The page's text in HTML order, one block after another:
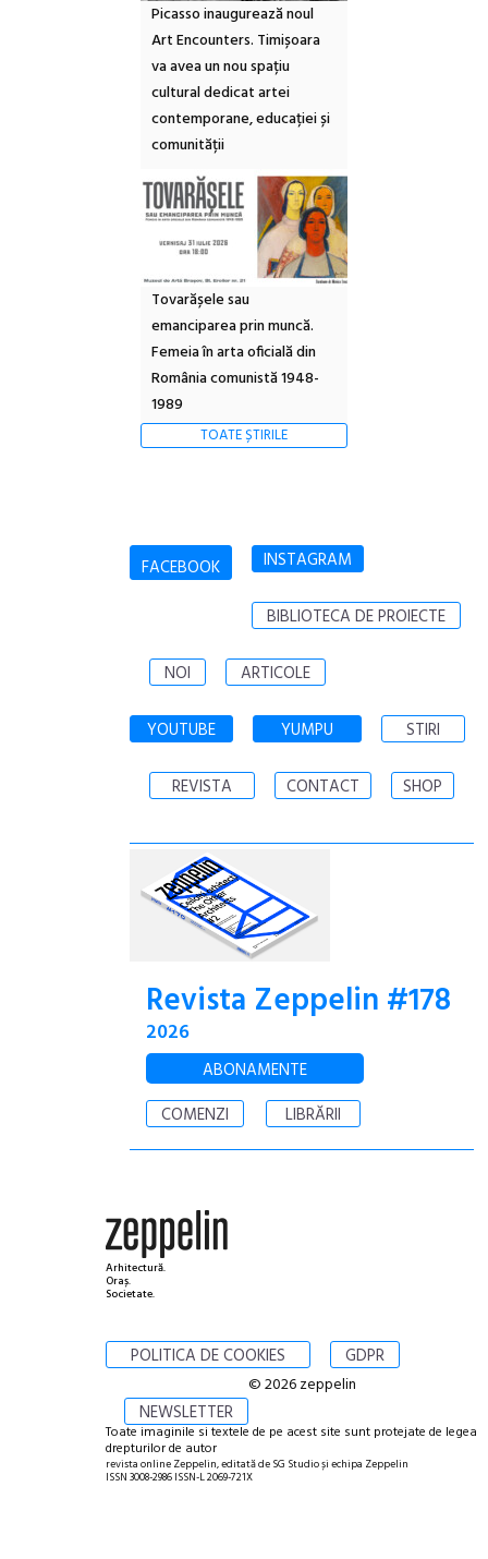
Picasso inaugurează noul
Art Encounters. Timișoara
va avea un nou spațiu
cultural dedicat artei
contemporane, educației și
comunității
Tovarășele sau
emanciparea prin muncă.
Femeia în arta oficială din
România comunistă 1948-
1989
TOATE ȘTIRILE
FACEBOOK INSTAGRAM
BIBLIOTECA DE PROIECTE
NOI ARTICOLE
YOUTUBE YUMPU STIRI
REVISTA CONTACT SHOP
Revista Zeppelin #178
2026
ABONAMENTE
COMENZI
LIBRĂRII
Arhitectură.
Oraș.
Societate.
POLITICA DE COOKIES GDPR
NEWSLETTER
© 2026 zeppelin
Toate imaginile si textele de pe acest site sunt protejate de legea
drepturilor de autor
revista online Zeppelin, editată de SG Studio și echipa Zeppelin
ISSN 3008-2986 ISSN-L 2069-721X